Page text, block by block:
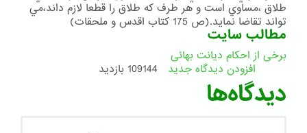
طلاق ،مساوي است و هر طرف كه طلاق را قطعا لازم داند،مي
تواند تقاضا نمايد.(ص 175 كتاب اقدس و ملحقات)
مطالب سایت
برخی از احکام دیانت بهائی
افزودن دیدگاه جدید
109144 بازدید
دیدگاه‌ها